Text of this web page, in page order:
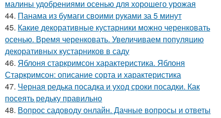
малины удобрениями осенью для хорошего урожая
44. Панама из бумаги своими руками за 5 минут
45. Какие декоративные кустарники можно черенковать
осенью. Время черенковать. Увеличиваем популяцию
декоративных кустарников в саду
46. Яблоня старкримсон характеристика. Яблоня
Старкримсон: описание сорта и характеристика
47. Черная редька посадка и уход сроки посадки. Как
посеять редьку правильно
48. Вопрос садоводу онлайн. Дачные вопросы и ответы